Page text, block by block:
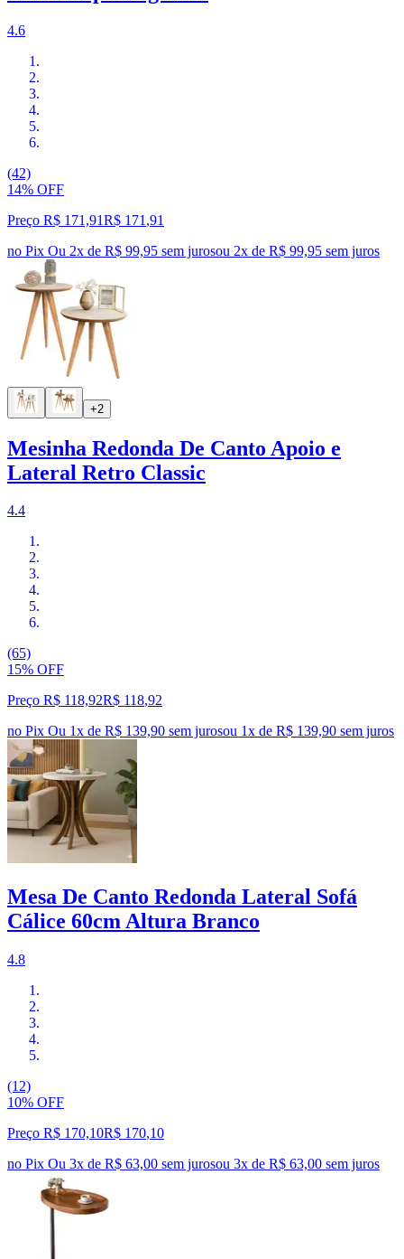
4.6
(42)
14% OFF
Preço R$ 171,91R$ 171 ,91
no Pix Ou 2x de R$ 99,95 sem jurosou 2x de R$ 99,95 sem juros
+2
Mesinha Redonda De Canto Apoio e
Lateral Retro Classic
4.4
(65)
15% OFF
Preço R$ 118,92R$ 118,92
no Pix Ou 1x de R$ 139,90 sem jurosou 1x de R$ 139,90 sem juros
Mesa De Canto Redonda Lateral Sofá
Cálice 60cm Altura Branco
4.8
(12)
10% OFF
Preço R$ 170,10R$ 170,10
no Pix Ou 3x de R$ 63,00 sem jurosou 3x de R$ 63,00 sem juros